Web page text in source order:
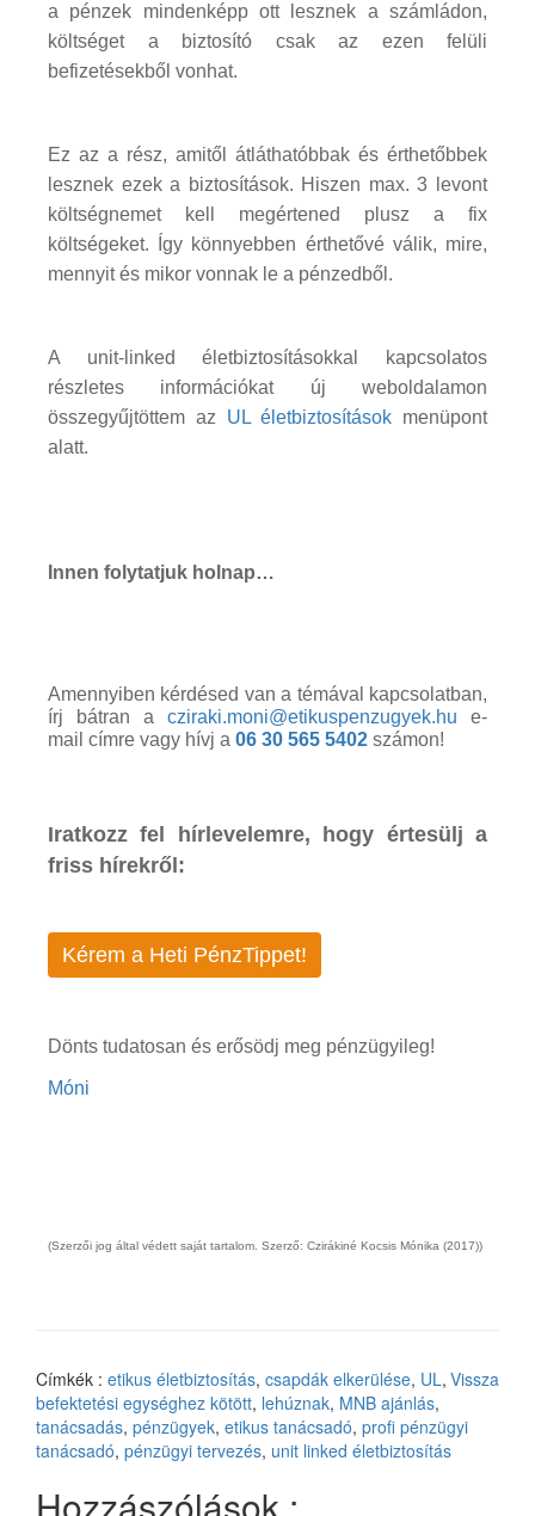
a pénzek mindenképp ott lesznek a számládon,
költséget a biztosító csak az ezen felüli
befizetésekből vonhat.
Ez az a rész, amitől átláthatóbbak és érthetőbbek
lesznek ezek a biztosítások. Hiszen max. 3 levont
költségnemet kell megértened plusz a fix
költségeket. Így könnyebben érthetővé válik, mire,
mennyit és mikor vonnak le a pénzedből.
A unit-linked életbiztosításokkal kapcsolatos
részletes információkat új weboldalamon
összegyűjtöttem az UL életbiztosítások menüpont
alatt.
Innen folytatjuk holnap…
Amennyiben kérdésed van a témával kapcsolatban,
írj bátran a cziraki.moni@etikuspenzugyek.hu e-
mail címre vagy hívj a 06 30 565 5402 számon!
Iratkozz fel hírlevelemre, hogy értesülj a
friss hírekről:
Kérem a Heti PénzTippet!
Dönts tudatosan és erősödj meg pénzügyileg!
Móni
(Szerzői jog által védett saját tartalom. Szerző: Czirákiné Kocsis Mónika (2017))
Vissza
Címkék : etikus életbiztosítás, csapdák elkerülése, UL,
befektetési egységhez kötött, lehúznak, MNB ajánlás,
tanácsadás, pénzügyek, etikus tanácsadó, profi pénzügyi
tanácsadó, pénzügyi tervezés, unit linked életbiztosítás